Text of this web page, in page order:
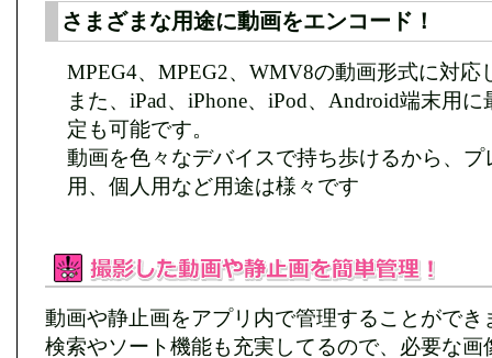
さまざまな用途に動画をエンコード！
MPEG4、MPEG2、WMV8の動画形式に対応
また、iPad、iPhone、iPod、Android端末用
定も可能です。
動画を色々なデバイスで持ち歩けるから、プ
用、個人用など用途は様々です
動画や静止画をアプリ内で管理することができ
検索やソート機能も充実してるので、必要な画